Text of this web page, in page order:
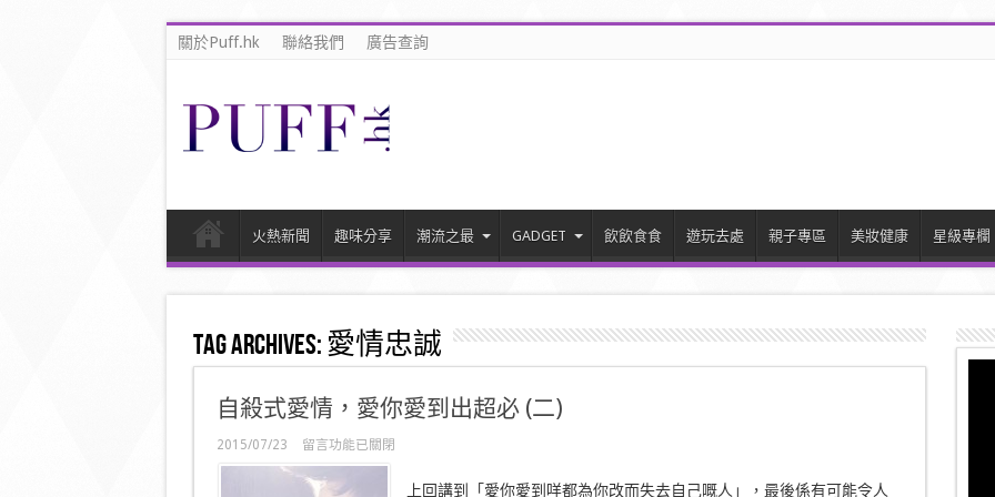
關於Puff.hk 聯絡我們 廣告查詢
火熱新聞 趣味分享 潮流之最 GADGET 飲飲食食 遊玩去處 親子專區 美妝健康 星級專欄
Tag Archives:愛情忠誠
自殺式愛情，愛你愛到出超必 (二)
2015/07/23
在
〈自
殺
留言功能已關閉
上回講到「愛你愛到咩都為你改而失去自己嘅人」，最後係有可能令人